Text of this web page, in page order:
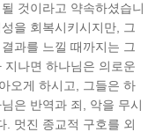
것이라고 약속하셨습니
을 회복시키시지만, 그
과를 느낄 때까지는 그
나면 하나님은 의로운
오게 하시고, 그들은 하
은 반역과 죄, 악을 무시
. 멋진 종교적 구호를 외